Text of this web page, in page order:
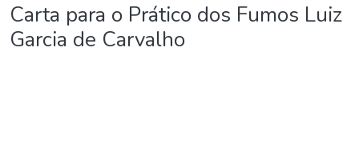
Estatísticas
Carta para o Prático dos Fumos Luiz
Garcia de Carvalho